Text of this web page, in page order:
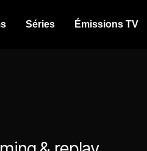
Séries Émissions TV